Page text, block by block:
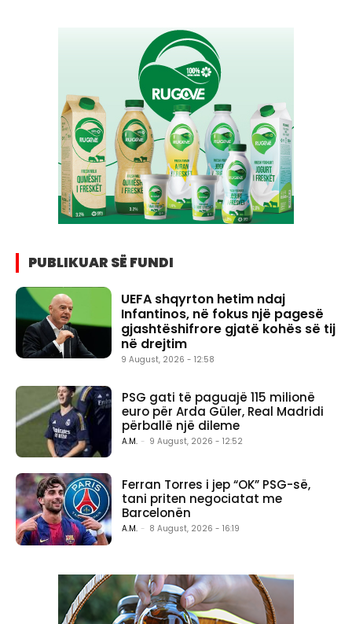
PUBLIKUAR SË FUNDI
UEFA shqyrton hetim ndaj
Infantinos, në fokus një pagesë
gjashtëshifrore gjatë kohës së tij
në drejtim
9 August, 2026 - 12:58
PSG gati të paguajë 115 milionë
euro për Arda Güler, Real Madridi
përballë një dileme
A.M. - 9 August, 2026 - 12:52
Ferran Torres i jep “OK” PSG-së,
tani priten negociatat me
Barcelonën
A.M. - 8 August, 2026 - 16:19